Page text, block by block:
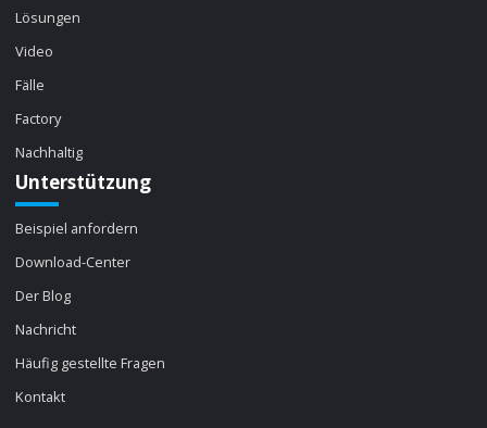
Lösungen
Video
Fälle
Factory
Nachhaltig
Unterstützung
Beispiel anfordern
Download-Center
Der Blog
Nachricht
Häufig gestellte Fragen
Kontakt